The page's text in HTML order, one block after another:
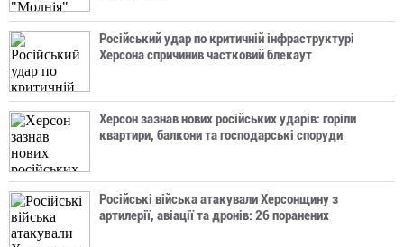
Російський удар по критичній інфраструктурі
Херсона спричинив частковий блекаут
Херсон зазнав нових російських ударів: горіли
квартири, балкони та господарські споруди
Російські війська атакували Херсонщину з
артилерії, авіації та дронів: 26 поранених